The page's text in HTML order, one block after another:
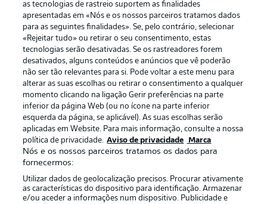
Publicidade Avisos legais
Gerir preferências Aviso de privacidade
Emissoras
Trabalhe conosco Marca
Contato Jogadores
as tecnologias de rastreio suportem as finalidades
apresentadas em «Nós e os nossos parceiros tratamos dados
para as seguintes finalidades». Se, pelo contrário, selecionar
«Rejeitar tudo» ou retirar o seu consentimento, estas
tecnologias serão desativadas. Se os rastreadores forem
desativados, alguns conteúdos e anúncios que vê poderão
não ser tão relevantes para si. Pode voltar a este menu para
alterar as suas escolhas ou retirar o consentimento a qualquer
momento clicando na ligação Gerir preferências na parte
inferior da página Web (ou no ícone na parte inferior
esquerda da página, se aplicável). As suas escolhas serão
aplicadas em Website. Para mais informação, consulte a nossa
política de privacidade. Aviso de privacidade Marca
Nós e os nossos parceiros tratamos os dados para
fornecermos:
Utilizar dados de geolocalização precisos. Procurar ativamente
as características do dispositivo para identificação. Armazenar
e/ou aceder a informações num dispositivo. Publicidade e